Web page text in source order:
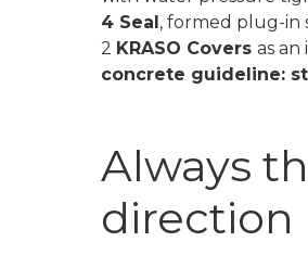
4 Seal, formed plug-in
2 KRASO Covers as an
concrete guideline:
Always
direction